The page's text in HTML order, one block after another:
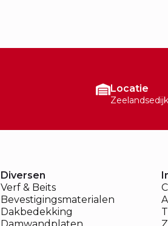
Locatie
Diversen
Verf & Beits
Bevestigingsmaterialen
Dakbedekking